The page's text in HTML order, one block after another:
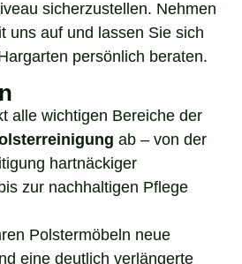
sicherzustellen. Nehmen
uns auf und lassen Sie sich
persönlich beraten.
alle wichtigen Bereiche der
ab – von der
hartnäckiger
zur nachhaltigen Pflege
Polstermöbeln neue
eine deutlich verlängerte